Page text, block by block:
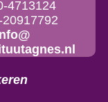
4713124